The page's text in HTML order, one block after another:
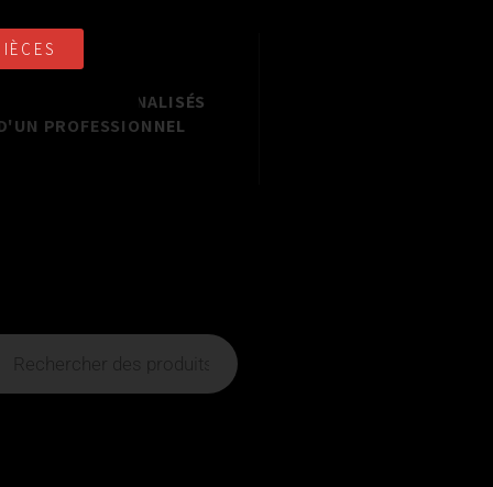
PERSONNALISÉS
PROFESSIONNEL